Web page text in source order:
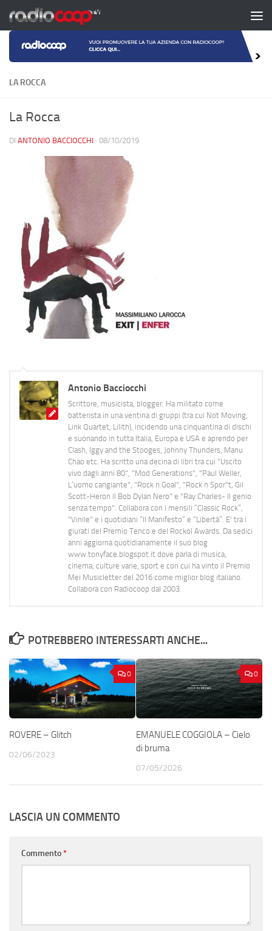
Salta al contenuto
LA ROCCA
La Rocca
DI ANTONIO BACCIOCCHI · 08/10/2019
Antonio Bacciocchi
Scrittore, musicista, blogger. Ha militato come
batterista in una ventina di gruppi (tra cui Not Moving,
Link Quartet, Lilith), incidendo una cinquantina di dischi
e suonando in tutta Italia, Europa e USA e aprendo per
Clash, Iggy and the Stooges, Johnny Thunders, Manu
Chao etc. Ha scritto una decina di libri tra cui "Uscito
vivo dagli anni 80", "Mod Generations", "Paul Weller,
L’uomo cangiante", "Rock n Goal", "Rock n Spor"t, Gil
Scott-Heron Il Bob Dylan Nero" e "Ray Charles- Il genio
senza tempo". Collabora con i mensili “Classic Rock”,
"Vinile" e i quotidiani “Il Manifesto” e “Libertà”. E' tra i
giurati del Premio Tenco e del Rockol Awards. Da sedici
anni aggiorna quotidianamente il suo blog
www.tonyface.blogspot.it dove parla di musica,
cinema, culture varie, sport e con cui ha vinto il Premio
Mei Musicletter del 2016 come miglior blog italiano.
Collabora con Radiocoop dal 2003.
POTREBBERO INTERESSARTI ANCHE...
0
ROVERE – Glitch
02/06/2023
0
EMANUELE COGGIOLA – Cielo
di bruma
07/05/2026
LASCIA UN COMMENTO
Commento*